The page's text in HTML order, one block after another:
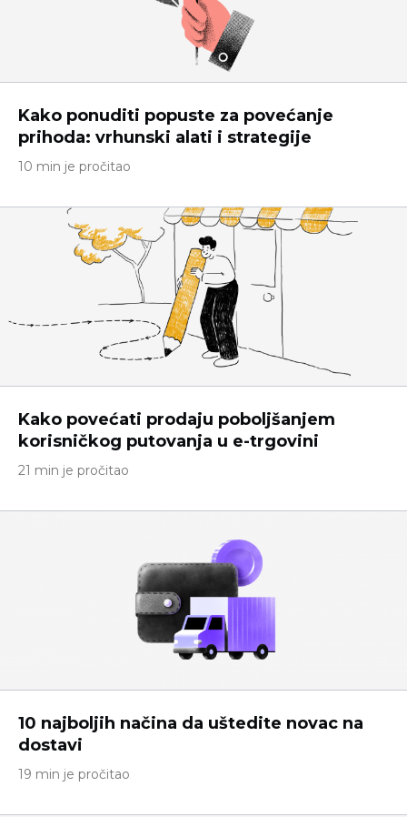
Kako ponuditi popuste za povećanje
prihoda: vrhunski alati i strategije
10 min je pročitao
Kako povećati prodaju poboljšanjem
korisničkog putovanja u e-trgovini
21 min je pročitao
10 najboljih načina da uštedite novac na
dostavi
19 min je pročitao